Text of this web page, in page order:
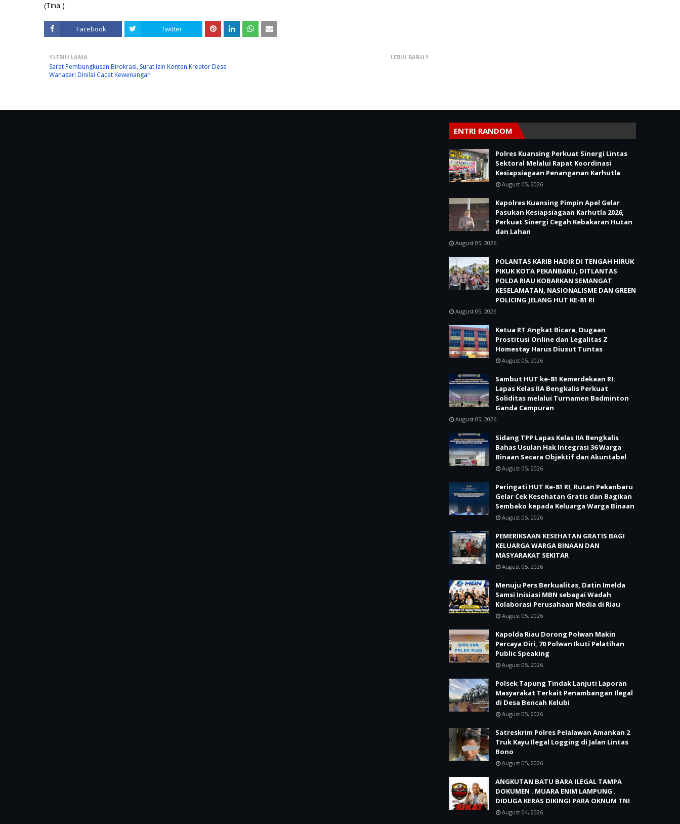
(Tina )
Facebook Twitter
LEBIH BARU
LEBIH LAMA
Sarat Pembungkusan Birokrasi, Surat Izin Konten Kreator Desa
Wanasari Dinilai Cacat Kewenangan
ENTRI RANDOM
Polres Kuansing Perkuat Sinergi Lintas
Sektoral Melalui Rapat Koordinasi
Kesiapsiagaan Penanganan Karhutla
August 05, 2026
Kapolres Kuansing Pimpin Apel Gelar
Pasukan Kesiapsiagaan Karhutla 2026,
Perkuat Sinergi Cegah Kebakaran Hutan
dan Lahan
August 05, 2026
POLANTAS KARIB HADIR DI TENGAH HIRUK
PIKUK KOTA PEKANBARU, DITLANTAS
POLDA RIAU KOBARKAN SEMANGAT
KESELAMATAN, NASIONALISME DAN GREEN
POLICING JELANG HUT KE-81 RI
August 05, 2026
Ketua RT Angkat Bicara, Dugaan
Prostitusi Online dan Legalitas Z
Homestay Harus Diusut Tuntas
August 05, 2026
Sambut HUT ke-81 Kemerdekaan RI:
Lapas Kelas IIA Bengkalis Perkuat
Soliditas melalui Turnamen Badminton
Ganda Campuran
August 05, 2026
Sidang TPP Lapas Kelas IIA Bengkalis
Bahas Usulan Hak Integrasi 36 Warga
Binaan Secara Objektif dan Akuntabel
August 05, 2026
Peringati HUT Ke-81 RI, Rutan Pekanbaru
Gelar Cek Kesehatan Gratis dan Bagikan
Sembako kepada Keluarga Warga Binaan
August 05, 2026
PEMERIKSAAN KESEHATAN GRATIS BAGI
KELUARGA WARGA BINAAN DAN
MASYARAKAT SEKITAR
August 05, 2026
Menuju Pers Berkualitas, Datin Imelda
Samsi Inisiasi MBN sebagai Wadah
Kolaborasi Perusahaan Media di Riau
August 05, 2026
Kapolda Riau Dorong Polwan Makin
Percaya Diri, 70 Polwan Ikuti Pelatihan
Public Speaking
August 05, 2026
Polsek Tapung Tindak Lanjuti Laporan
Masyarakat Terkait Penambangan Ilegal
di Desa Bencah Kelubi
August 05, 2026
Satreskrim Polres Pelalawan Amankan 2
Truk Kayu Ilegal Logging di Jalan Lintas
Bono
August 05, 2026
ANGKUTAN BATU BARA ILEGAL TAMPA
DOKUMEN . MUARA ENIM LAMPUNG .
DIDUGA KERAS DIKINGI PARA OKNUM TNI
August 04, 2026